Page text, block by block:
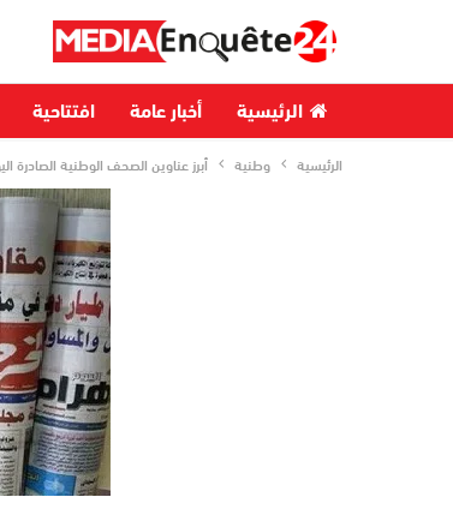
الرئيسية أخبار عامة افتتاحية
الرئيسية وطنية أبرز عناوين الصحف الوطنية الصادرة